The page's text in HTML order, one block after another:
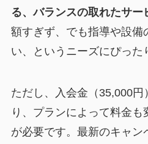
る、バランスの取れたサー
額すぎず、でも指導や設備
い、というニーズにぴった
ただし、入会金（35,000円
り、プランによって料金
が必要です。最新のキャン